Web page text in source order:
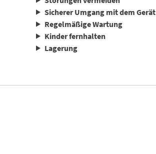
Sicherer Umgang mit dem Gerät
Regelmäßige Wartung
Kinder fernhalten
Lagerung